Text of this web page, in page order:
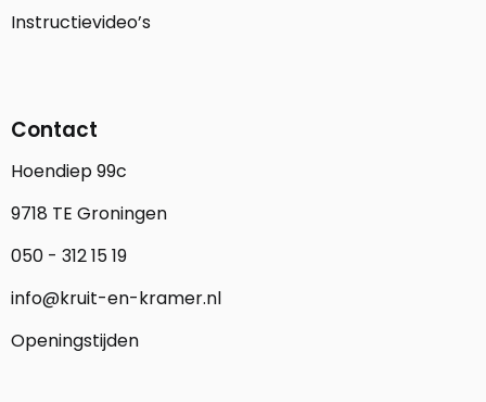
Instructievideo’s
Contact
Hoendiep 99c
9718 TE Groningen
050 - 312 15 19
info@kruit-en-kramer.nl
Openingstijden